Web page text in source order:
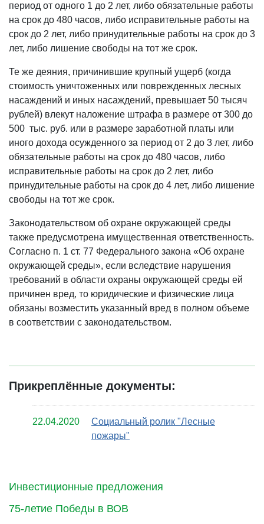
Инвестиционные предложения
75-летие Победы в ВОВ
период от одного 1 до 2 лет, либо обязательные работы
на срок до 480 часов, либо исправительные работы на
срок до 2 лет, либо принудительные работы на срок до 3
лет, либо лишение свободы на тот же срок.
Те же деяния, причинившие крупный ущерб (когда
стоимость уничтоженных или поврежденных лесных
насаждений и иных насаждений, превышает 50 тысяч
рублей) влекут наложение штрафа в размере от 300 до
500 тыс. руб. или в размере заработной платы или
иного дохода осужденного за период от 2 до 3 лет, либо
обязательные работы на срок до 480 часов, либо
исправительные работы на срок до 2 лет, либо
принудительные работы на срок до 4 лет, либо лишение
свободы на тот же срок.
Законодательством об охране окружающей среды
также предусмотрена имущественная ответственность.
Согласно п. 1 ст. 77 Федерального закона «Об охране
окружающей среды», если вследствие нарушения
требований в области охраны окружающей среды ей
причинен вред, то юридические и физические лица
обязаны возместить указанный вред в полном объеме
в соответствии с законодательством.
Прикреплённые документы:
22.04.2020
Социальный ролик "Лесные
пожары"